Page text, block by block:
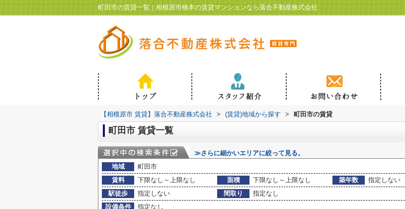
町田市の賃貸一覧｜相模原市橋本の賃貸マンションなら落合不動産株式会社
【相模原市 賃貸】落合不動産株式会社 > (賃貸)地域から探す > 町田市の賃貸
町田市 賃貸一覧
≫さらに細かいエリアに絞って見る。
地域
町田市
賃料
下限なし～上限なし 面積 下限なし～上限なし 築年数
指定しない
駅徒歩
指定しない 間取り
指定なし
設備条件
指定なし